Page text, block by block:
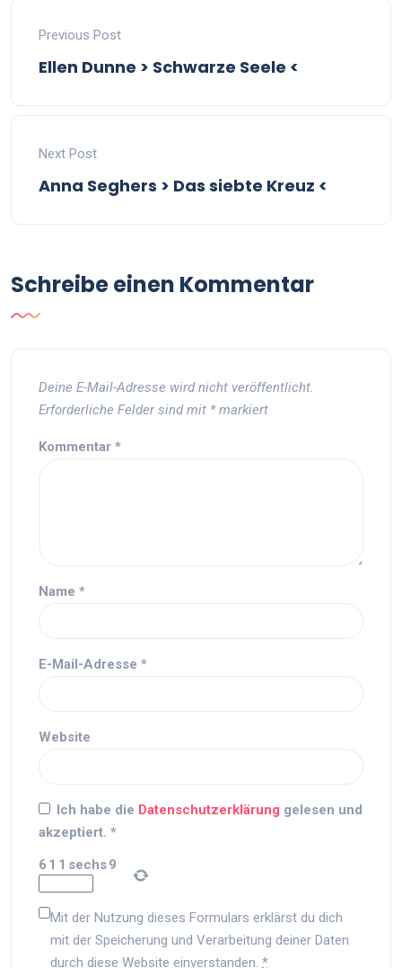
Previous Post
Ellen Dunne > Schwarze Seele <
Next Post
Anna Seghers > Das siebte Kreuz <
Schreibe einen Kommentar
Deine E-Mail-Adresse wird nicht veröffentlicht.
Erforderliche Felder sind mit *markiert
Kommentar *
Name *
E-Mail-Adresse *
Website
Ich habe die Datenschutzerklärung gelesen und
akzeptiert. *
6 1 1 sechs9
Mit der Nutzung dieses Formulars erklärst du dich
mit der Speicherung und Verarbeitung deiner Daten
durch diese Website einverstanden. *